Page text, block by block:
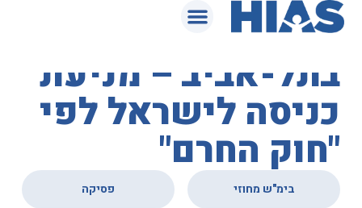
המאגר המשפטי
בית המשפט המחוזי
בתל-אביב – מניעת
כניסה לישראל לפי
"חוק החרם"
בימ"ש מחוזי פסיקה